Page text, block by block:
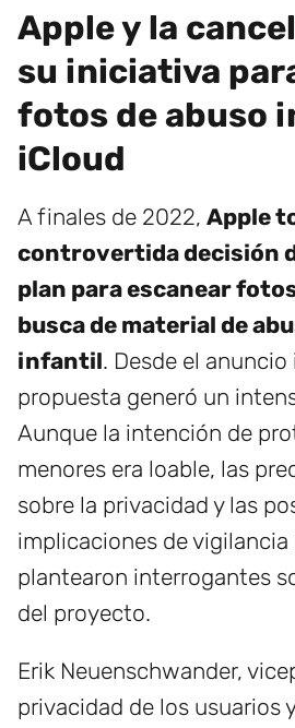
Apple y la
su iniciativa
fotos de abuso
iCloud
A finales de 2022, Apple
controvertida decisión
plan para escanear
busca de material de
infantil. Desde el
propuesta generó un
Aunque la intención de
menores era loable, las
sobre la privacidad y las
implicaciones de vigilancia
plantearon interrogantes
del proyecto.
Erik Neuenschwander,
privacidad de los usuarios